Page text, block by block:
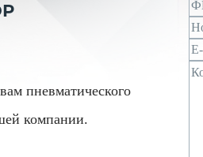
пневматического
компании.